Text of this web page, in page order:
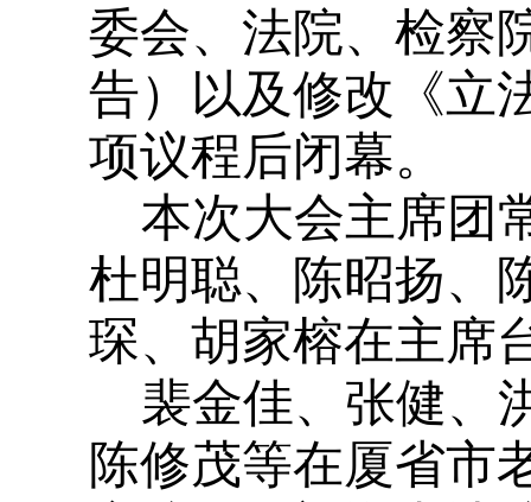
委会、法院、检察
告）以及修改《立
项议程后闭幕。
本次大会主席团
杜明聪、陈昭扬、
琛、胡家榕在主席
裴金佳、张健、
陈修茂等在厦省市